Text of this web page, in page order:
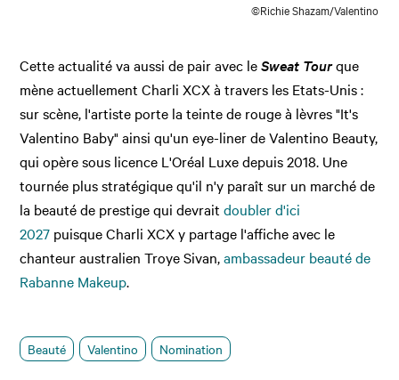
©Richie Shazam/Valentino
Cette actualité va aussi de pair avec leSweat Tourque
mène actuellement Charli XCX à travers les Etats-Unis :
sur scène, l'artiste porte la teinte de rouge à lèvres"It's
Valentino Baby" ainsi qu'un eye-liner de Valentino Beauty,
qui opère sous licence L'Oréal Luxe depuis 2018. Une
tournée plus stratégique qu'il n'y paraît sur un marché de
la beauté de prestige qui devraitdoubler d'ici
2027 puisque Charli XCX y partage l'affiche avec le
chanteur australien Troye Sivan,ambassadeur beauté de
Rabanne Makeup.
Beauté Valentino Nomination